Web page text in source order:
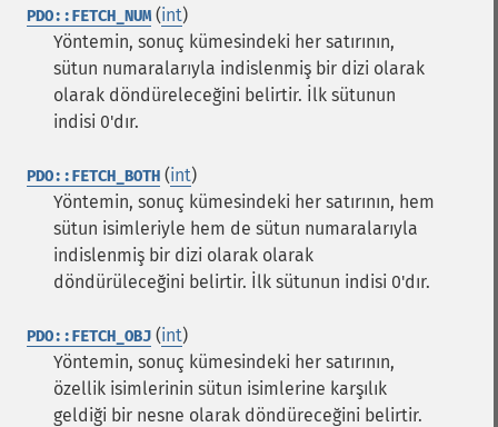
PDO::FETCH_NUM(int)
Yöntemin, sonuç kümesindeki her satırının,
sütun numaralarıyla indislenmiş bir dizi olarak
olarak döndüreleceğini belirtir. İlk sütunun
indisi 0'dır.
PDO::FETCH_BOTH (int)
Yöntemin, sonuç kümesindeki her satırının, hem
sütun isimleriyle hem de sütun numaralarıyla
indislenmiş bir dizi olarak olarak
döndürüleceğini belirtir. İlk sütunun indisi 0'dır.
PDO::FETCH_OBJ (int)
Yöntemin, sonuç kümesindeki her satırının,
özellik isimlerinin sütun isimlerine karşılık
geldiği bir nesne olarak döndüreceğini belirtir.